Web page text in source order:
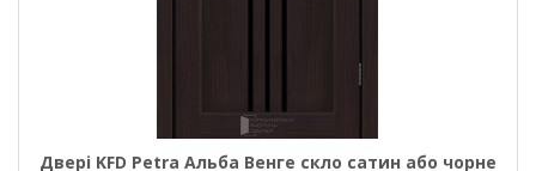
Двері KFD Petra Альба Венге скло сатин або чорне